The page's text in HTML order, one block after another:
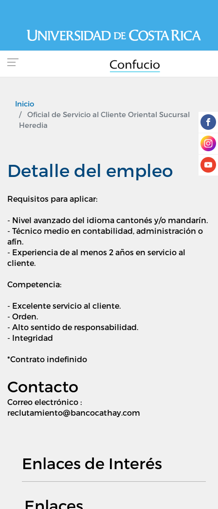
contenido
principal
Inicio
Oficial de Servicio al Cliente Oriental Sucursal
Heredia
Detalle del empleo
Requisitos para aplicar:
- Nivel avanzado del idioma cantonés y/o mandarín.
- Técnico medio en contabilidad, administración o
afín.
- Experiencia de al menos 2 años en servicio al
cliente.
Competencia:
- Excelente servicio al cliente.
- Orden.
- Alto sentido de responsabilidad.
- Integridad
*Contrato indefinido
Contacto
Correo electrónico :
reclutamiento@bancocathay.com
Enlaces de Interés
Enlaces